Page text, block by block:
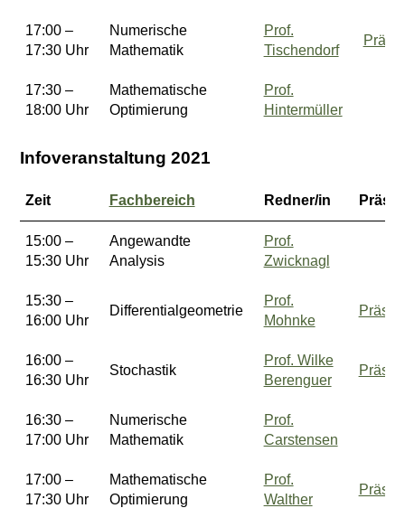
17:00 –
17:30 Uhr
Numerische
Mathematik
Prof.
Tischendorf
17:30 –
18:00 Uhr
Mathematische
Optimierung
Prof.
Hintermüller
Infoveranstaltung 2021
Zeit Fachbereich Redner/in
15:00 –
15:30 Uhr
Angewandte
Analysis
Prof.
Zwicknagl
15:30 –
16:00 Uhr
Differentialgeometrie
Prof.
Mohnke
16:00 –
16:30 Uhr
Stochastik
Prof. Wilke
Berenguer
16:30 –
17:00 Uhr
Numerische
Mathematik
Prof.
Carstensen
17:00 –
17:30 Uhr
Mathematische
Optimierung
Prof.
Walther